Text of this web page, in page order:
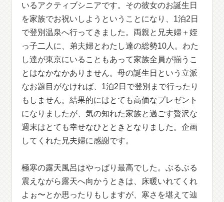
いるアクティブシニアです。その彼女のお誕生日
を家族でお祝いしようということになり、1泊2日
で登別温泉へ行ってきました。両親と兄夫婦＋姪
っ子二人に、弟夫婦とわたし達の総勢10人。わた
し達が東京にいることもあって家族全員が揃うこ
とはなかなかありません。母の誕生日という立派
なお題目がなければ、1泊2日で登別まで行ったり
もしません。結果的にはとても高価なプレゼント
になりましたが、気の知れた家族と過ごす贅沢な
週末はとても幸せなひとときとなりました。企画
してくれた兄夫婦に感謝です。
極寒の露天風呂はやっぱり最高でした。ぶるぶる
震えながら露天へ向かうときは、床暖いれてくれ
よぉ〜とか思ったりもしますが、寒さを堪えて辿